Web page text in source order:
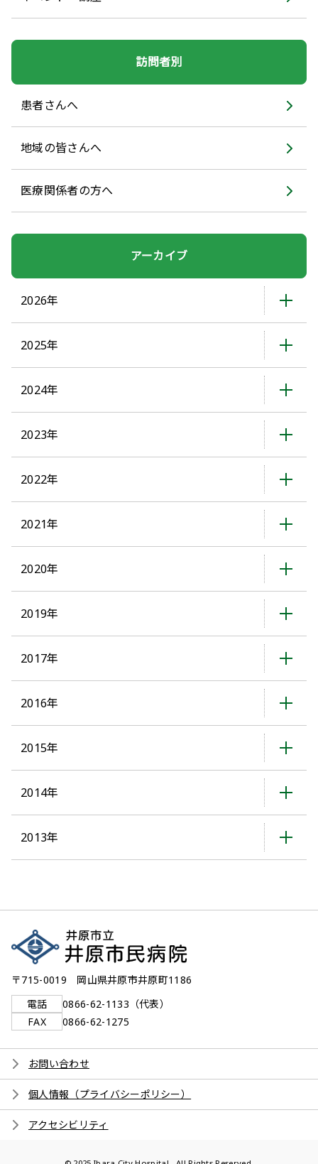
訪問者別
患者さんへ
地域の皆さんへ
医療関係者の方へ
アーカイブ
2026年
2025年
2024年
2023年
2022年
2021年
2020年
2019年
2017年
2016年
2015年
2014年
2013年
〒715-0019 岡山県井原市井原町1186
電話
0866-62-1133（代表）
FAX
0866-62-1275
お問い合わせ
個人情報（プライバシーポリシー）
アクセシビリティ